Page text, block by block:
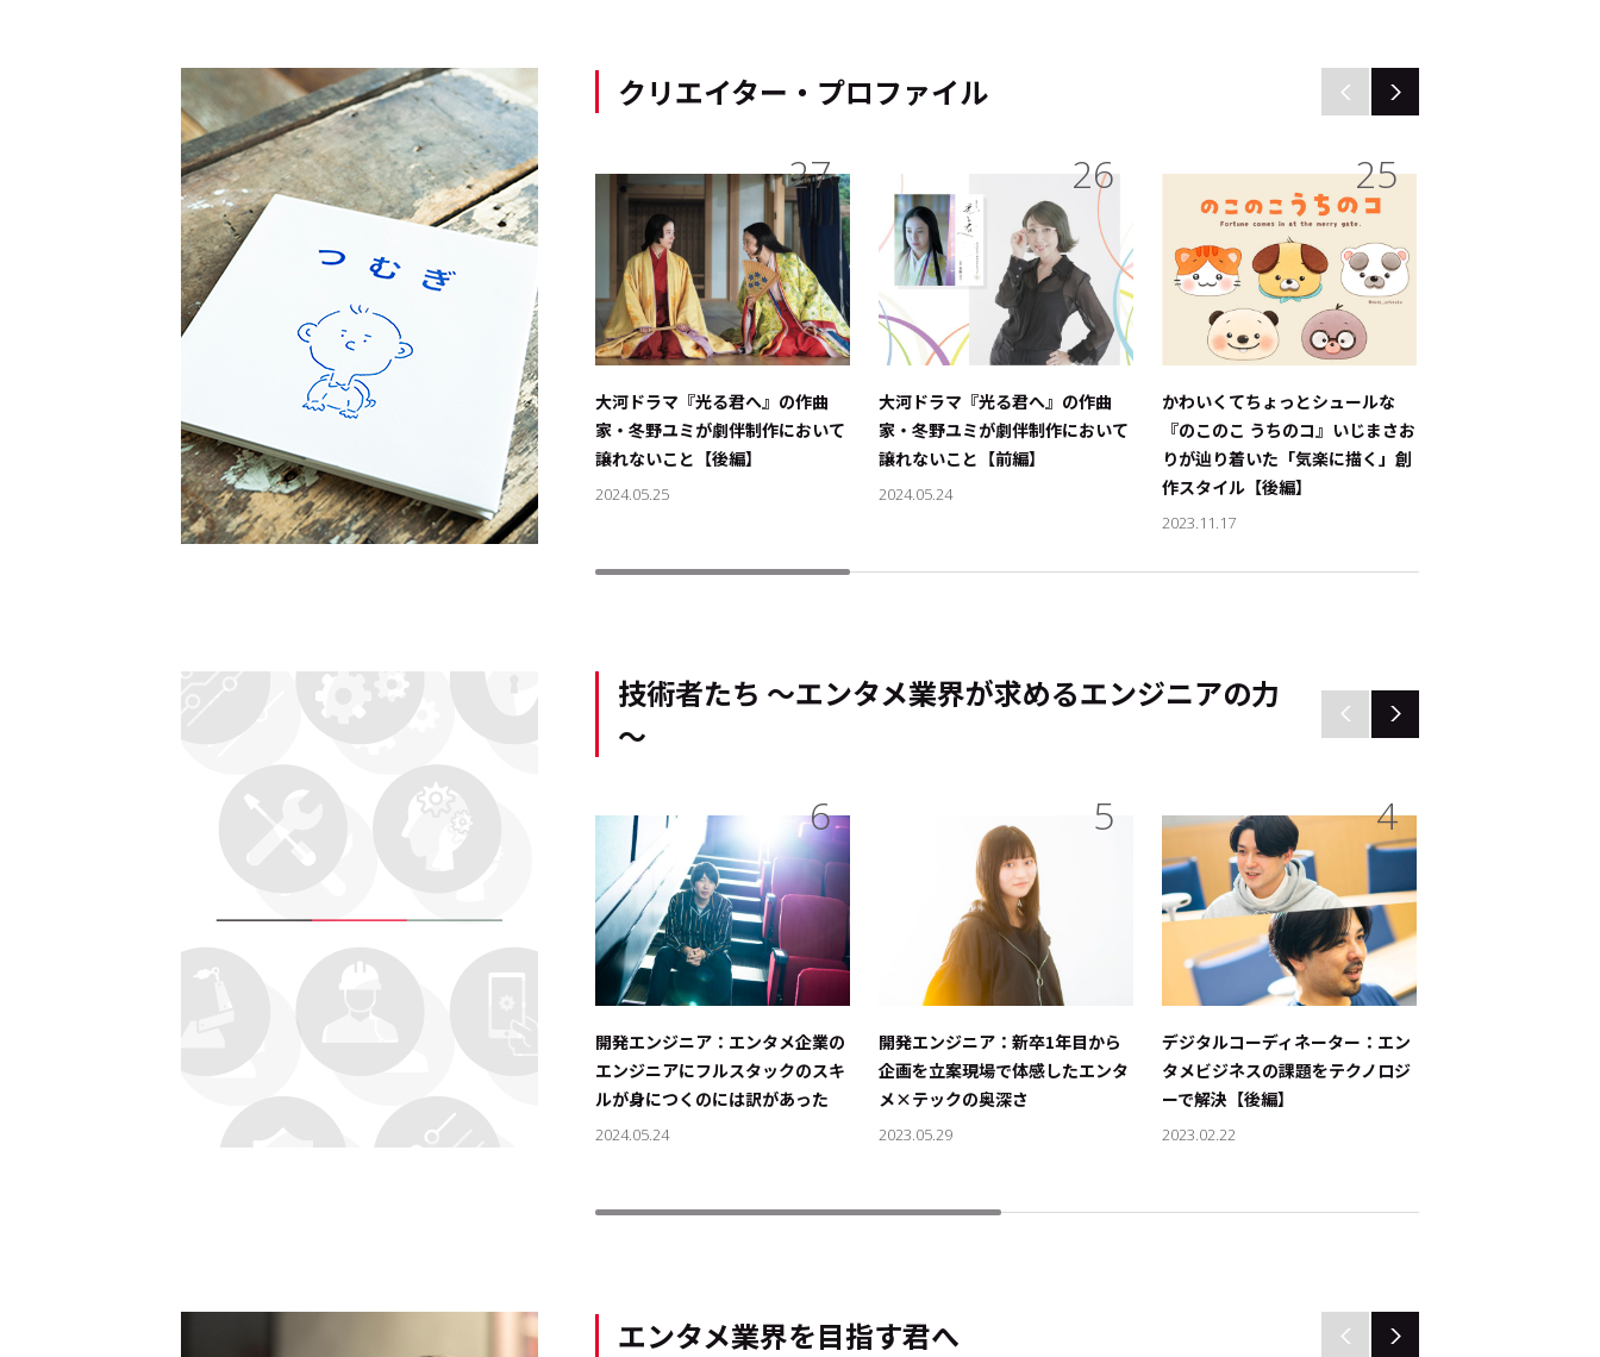
トップ
記事一覧 Articles
連載一覧 Series
Cocotameとは About
キーワード：
#リクルート #サステナビリティ
#音楽ビジネス #キャラクタービジネス
#アニメ
本サイトご利用にあたって Cookie Settings お問い合わせ
クリエイター・プロファイル
27
大河ドラマ『光る君へ』の作曲
家・冬野ユミが劇伴制作において
譲れないこと【後編】
2024.05.25
26
大河ドラマ『光る君へ』の作曲
家・冬野ユミが劇伴制作において
譲れないこと【前編】
2024.05.24
25
かわいくてちょっとシュールな
『のこのこ うちのコ』いじまさお
りが辿り着いた「気楽に描く」創
作スタイル【後編】
2023.11.17
技術者たち ～エンタメ業界が求めるエンジニアの力
～
6
開発エンジニア：エンタメ企業の
エンジニアにフルスタックのスキ
ルが身につくのには訳があった
2024.05.24
5
開発エンジニア：新卒1年目から
企画を立案――現場で体感したエンタ
メ×テックの奥深さ
2023.05.29
4
デジタルコーディネーター：エン
タメビジネスの課題をテクノロジ
ーで解決【後編】
2023.02.22
エンタメ業界を目指す君へ